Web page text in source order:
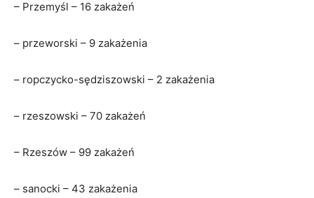
– Przemyśl – 16 zakażeń
– przeworski – 9 zakażenia
– ropczycko-sędziszowski – 2 zakażenia
– rzeszowski – 70 zakażeń
– Rzeszów – 99 zakażeń
– sanocki – 43 zakażenia